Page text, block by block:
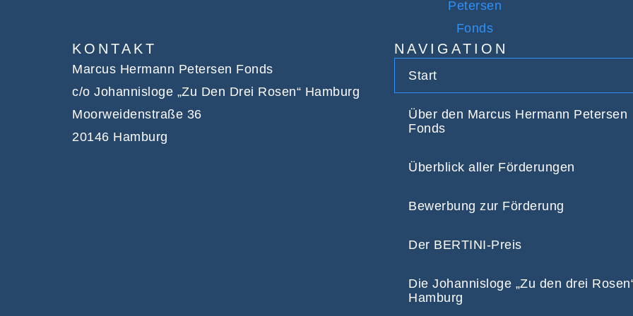
KONTAKT
Marcus Hermann Petersen Fonds
c/o Johannisloge „Zu Den Drei Rosen“ Hamburg
Moorweidenstraße 36
20146 Hamburg
NAVIGATION
Start
Über den Marcus Hermann Petersen
Fonds
Überblick aller Förderungen
Bewerbung zur Förderung
Der BERTINI-Preis
Die Johannisloge „Zu den drei
Hamburg